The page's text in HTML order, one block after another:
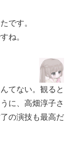
です。
ね。
てない。観ると
に、高畑淳子さ
の演技も最高だ